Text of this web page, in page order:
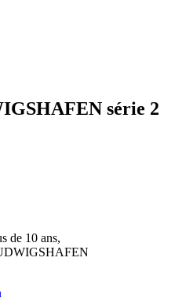
série 2
de 10 ans,